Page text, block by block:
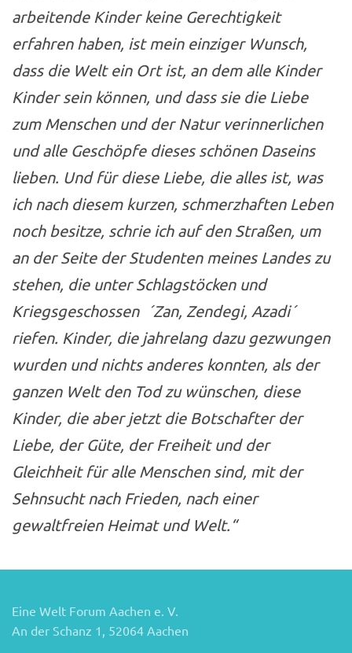
arbeitende Kinder keine Gerechtigkeit
erfahren haben, ist mein einziger Wunsch,
dass die Welt ein Ort ist, an dem alle Kinder
Kinder sein können, und dass sie die Liebe
zum Menschen und der Natur verinnerlichen
und alle Geschöpfe dieses schönen Daseins
lieben. Und für diese Liebe, die alles ist, was
ich nach diesem kurzen, schmerzhaften Leben
noch besitze, schrie ich auf den Straßen, um
an der Seite der Studenten meines Landes zu
stehen, die unter Schlagstöcken und
Kriegsgeschossen ´Zan, Zendegi, Azadi´
riefen. Kinder, die jahrelang dazu gezwungen
wurden und nichts anderes konnten, als der
ganzen Welt den Tod zu wünschen, diese
Kinder, die aber jetzt die Botschafter der
Liebe, der Güte, der Freiheit und der
Gleichheit für alle Menschen sind, mit der
Sehnsucht nach Frieden, nach einer
gewaltfreien Heimat und Welt.“
Eine Welt Forum Aachen e. V.
An der Schanz 1, 52064 Aachen